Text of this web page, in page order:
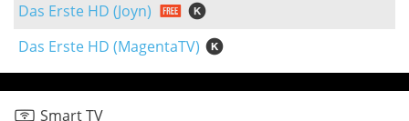
Das Erste HD (Joyn)
Das Erste HD (MagentaTV)
Smart TV